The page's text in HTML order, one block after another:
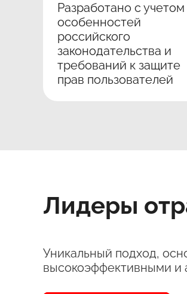
Разработано с учетом
особенностей
российского
законодательства и
требований к защите
прав пользователей
Лидеры
Уникальный подход,
высокоэффективными и